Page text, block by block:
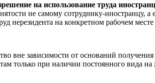
на использование труда
не самому сотруднику-иностранцу,
нерезидента на конкретном рабочем
вне зависимости от оснований
только при наличии постоянного вида